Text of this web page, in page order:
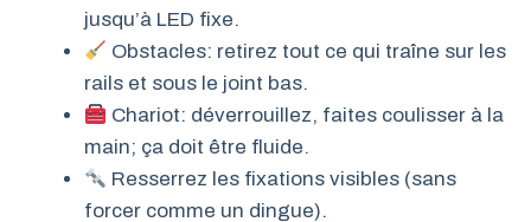
jusqu’à LED fixe.
Obstacles: retirez tout ce qui traîne sur les
rails et sous le joint bas.
Chariot: déverrouillez, faites coulisser à la
main; ça doit être fluide.
Resserrez les fixations visibles (sans
forcer comme un dingue).